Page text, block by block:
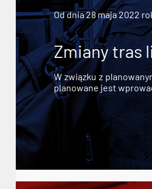
Od dnia 28 maja 2022
Zmiany tras
W związku z
planowane jest